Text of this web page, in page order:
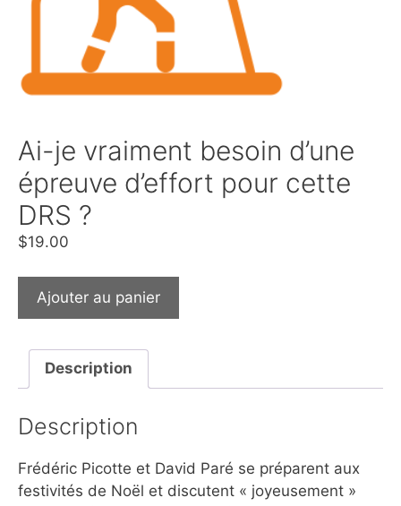
Ai-je vraiment besoin d’une
épreuve d’effort pour cette
DRS ?
$19.00
Ajouter au panier
Description
Description
Frédéric Picotte et David Paré se préparent aux
festivités de Noël et discutent « joyeusement »